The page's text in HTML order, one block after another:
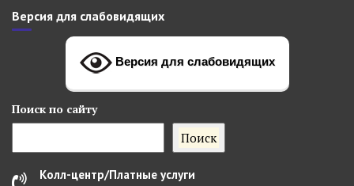
Версия для слабовидящих
Версия для слабовидящих
Поиск по сайту
Поиск
Колл-центр/Платные услуги